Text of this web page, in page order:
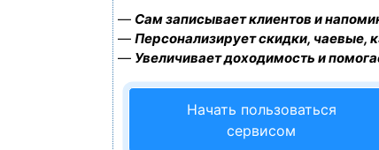
— Сам записывает клиентов и
— Персонализирует скидки, чаевые,
— Увеличивает доходимость и
Начать пользоваться
сервисом